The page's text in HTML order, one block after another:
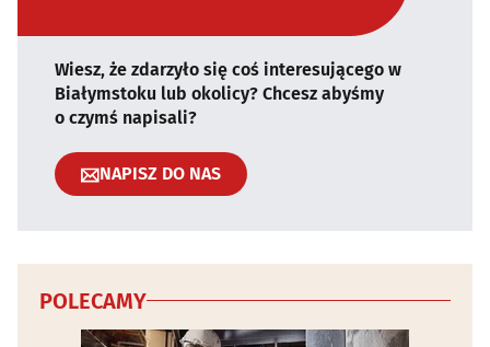
Wiesz, że zdarzyło się coś interesującego w
Białymstoku lub okolicy? Chcesz abyśmy
o czymś napisali?
NAPISZ DO NAS
POLECAMY